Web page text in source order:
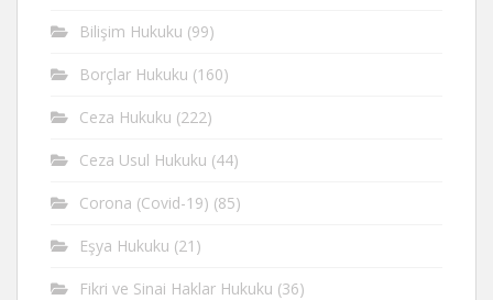
Bilişim Hukuku (99)
Borçlar Hukuku (160)
Ceza Hukuku (222)
Ceza Usul Hukuku (44)
Corona (Covid-19) (85)
Eşya Hukuku (21)
Fikri ve Sinai Haklar Hukuku (36)